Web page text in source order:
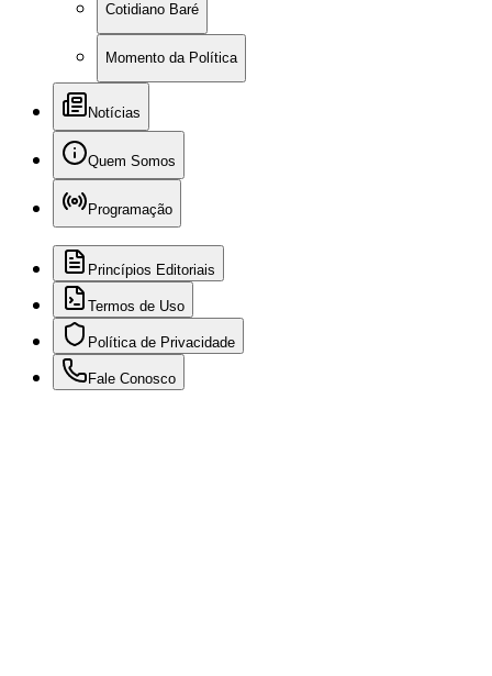
Cotidiano Baré
Momento da Política
Notícias
Quem Somos
Programação
Princípios Editoriais
Termos de Uso
Política de Privacidade
Fale Conosco